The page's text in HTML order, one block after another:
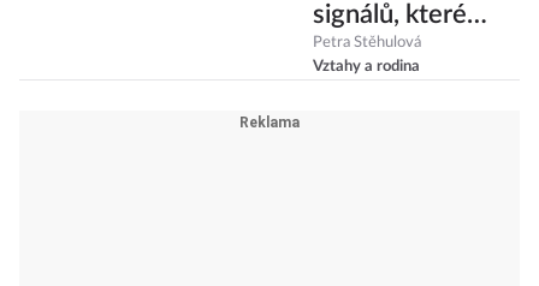
signálů, které
prozradí, že je váš
vztah toxický
Petra Stěhulová
Vztahy a rodina